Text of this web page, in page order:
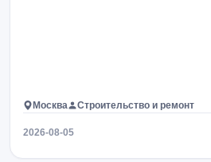
Москва Строительство и ремонт
2026-08-05